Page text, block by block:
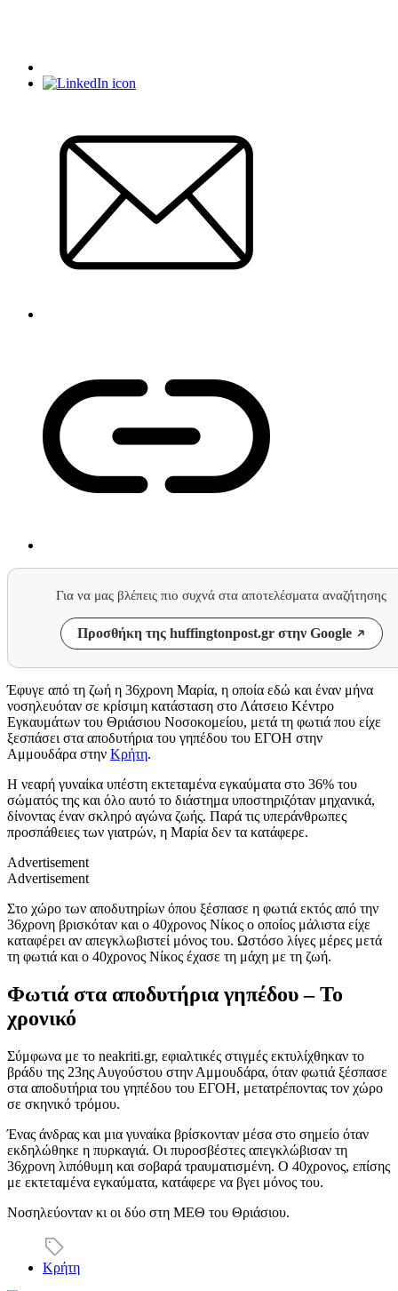
Για να μας βλέπεις πιο συχνά στα αποτελέσματα αναζήτησης
Προσθήκη της huffingtonpost.gr στην Google
Έφυγε από τη ζωή η 36χρονη Μαρία, η οποία εδώ και έναν μήνα
νοσηλευόταν σε κρίσιμη κατάσταση στο Λάτσειο Κέντρο
Εγκαυμάτων του Θριάσιου Νοσοκομείου, μετά τη φωτιά που είχε
ξεσπάσει στα αποδυτήρια του γηπέδου του ΕΓΟΗ στην
Αμμουδάρα στην Κρήτη.
Η νεαρή γυναίκα υπέστη εκτεταμένα εγκαύματα στο 36% του
σώματός της και όλο αυτό το διάστημα υποστηριζόταν μηχανικά,
δίνοντας έναν σκληρό αγώνα ζωής. Παρά τις υπεράνθρωπες
προσπάθειες των γιατρών, η Μαρία δεν τα κατάφερε.
Advertisement
Advertisement
Στο χώρο των αποδυτηρίων όπου ξέσπασε η φωτιά εκτός από την
36χρονη βρισκόταν και ο 40χρονος Νίκος ο οποίος μάλιστα είχε
καταφέρει αν απεγκλωβιστεί μόνος του. Ωστόσο λίγες μέρες μετά
τη φωτιά και ο 40χρονος Νίκος έχασε τη μάχη με τη ζωή.
Φωτιά στα αποδυτήρια γηπέδου – Το
χρονικό
Σύμφωνα με το neakriti.gr, εφιαλτικές στιγμές εκτυλίχθηκαν το
βράδυ της 23ης Αυγούστου στην Αμμουδάρα, όταν φωτιά ξέσπασε
στα αποδυτήρια του γηπέδου του ΕΓΟΗ, μετατρέποντας τον χώρο
σε σκηνικό τρόμου.
Ένας άνδρας και μια γυναίκα βρίσκονταν μέσα στο σημείο όταν
εκδηλώθηκε η πυρκαγιά. Οι πυροσβέστες απεγκλώβισαν τη
36χρονη λιπόθυμη και σοβαρά τραυματισμένη. Ο 40χρονος, επίσης
με εκτεταμένα εγκαύματα, κατάφερε να βγει μόνος του.
Νοσηλεύονταν κι οι δύο στη ΜΕΘ του Θριάσιου.
Κρήτη